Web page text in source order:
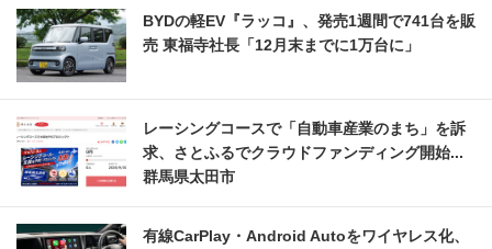
BYDの軽EV『ラッコ』、発売1週間で741台を販
売 東福寺社長「12月末までに1万台に」
レーシングコースで「自動車産業のまち」を訴
求、さとふるでクラウドファンディング開始...
群馬県太田市
有線CarPlay・Android Autoをワイヤレス化、